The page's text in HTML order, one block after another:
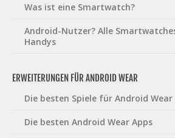
Was ist eine Smartwatch?
Android-Nutzer? Alle
Handys
ERWEITERUNGEN FÜR ANDROID WEAR
Die besten Spiele für Android Wear
Die besten Android Wear Apps